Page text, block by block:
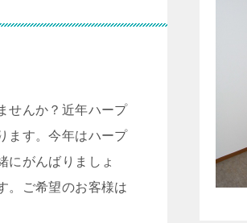
せんか？近年ハープ
ます。今年はハープ
にがんばりましょ
。ご希望のお客様は